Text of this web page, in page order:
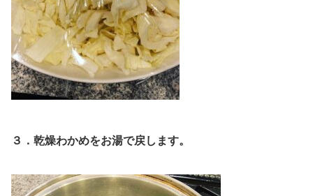
３．乾燥わかめをお湯で戻します。